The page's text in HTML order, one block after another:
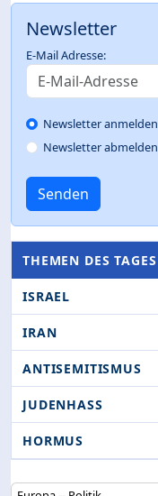
Newsletter
E-Mail Adresse:
Newsletter anmelden
Newsletter abmelden
Senden
THEMEN DES TAGES
ISRAEL
IRAN
ANTISEMITISMUS
JUDENHASS
HORMUS